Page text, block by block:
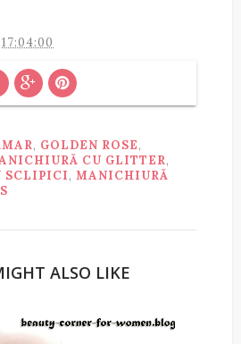
17:04:00
, GOLDEN ROSE,
CU GLITTER,
SCLIPICI, MANICHIURĂ
ALSO LIKE